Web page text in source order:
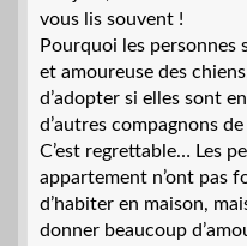
vous lis souvent !
Pourquoi les personnes
et amoureuse des
d’adopter si elles sont
d’autres compagnons de
C’est regrettable… Les
appartement n’ont pas
d’habiter en maison,
donner beaucoup